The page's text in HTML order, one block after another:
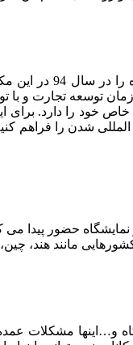
این پروسه
توسعه تجارت و
خود را دارد. برای
شدن را
و…اینها مشکلات